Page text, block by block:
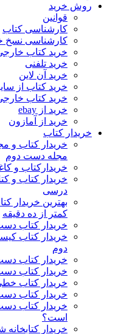
روش خرید
قوانین
کارشناسی کتاب
کارشناسی
خرید کتاب
خرید تلفنی
خرید آن لاین
خرید کتاب از
خرید کتاب
خرید از ebay
خرید از آمازون
خریدار کتاب
خریدار کتاب و
مجله دست دوم
خریدارکتاب و
خریدار کتاب و
درسی
بهترین خریدار
کمتر از ده دقیقه
خریدار کتاب
خریدار کتاب
دوم
خریدار کتاب
خریدار کتاب
خریدار کتاب
خریدار کتاب
خریدار کتاب
است؟
خریدار